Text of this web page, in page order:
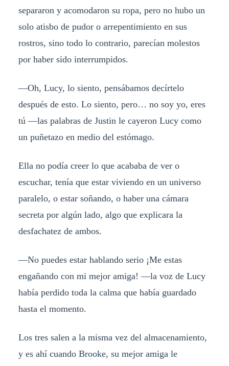
separaron y acomodaron su ropa, pero no hubo un
solo atisbo de pudor o arrepentimiento en sus
rostros, sino todo lo contrario, parecían molestos
por haber sido interrumpidos.
—Oh, Lucy, lo siento, pensábamos decírtelo
después de esto. Lo siento, pero… no soy yo, eres
tú —las palabras de Justin le cayeron Lucy como
un puñetazo en medio del estómago.
Ella no podía creer lo que acababa de ver o
escuchar, tenía que estar viviendo en un universo
paralelo, o estar soñando, o haber una cámara
secreta por algún lado, algo que explicara la
desfachatez de ambos.
—No puedes estar hablando serio ¡Me estas
engañando con mi mejor amiga! —la voz de Lucy
había perdido toda la calma que había guardado
hasta el momento.
Los tres salen a la misma vez del almacenamiento,
y es ahí cuando Brooke, su mejor amiga le